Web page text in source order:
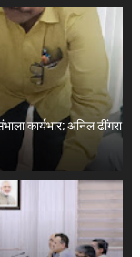
कार्यभार; अनिल ढींगरा